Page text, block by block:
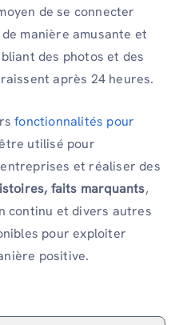
de se connecter
manière amusante et
des photos et des
après 24 heures.
fonctionnalités pour
utilisé pour
et réaliser des
faits marquants,
continu et divers autres
pour exploiter
positive.